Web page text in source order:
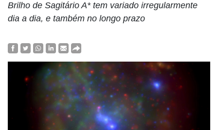
Brilho de Sagitário A* tem variado irregularmente
dia a dia, e também no longo prazo